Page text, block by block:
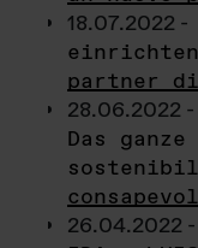
18.07.2022 -
partner di
28.06.2022 -
Das
26.04.2022 -